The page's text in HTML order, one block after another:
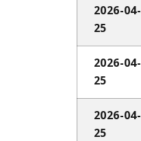
2026-04-
25
2026-04-
25
2026-04-
25